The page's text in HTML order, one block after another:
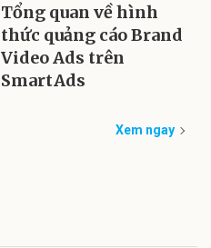
Tổng quan về hình
thức quảng cáo Brand
Video Ads trên
SmartAds
Xem ngay